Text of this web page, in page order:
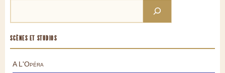
SCÈNES ET STUDIOS
A L'Opéra